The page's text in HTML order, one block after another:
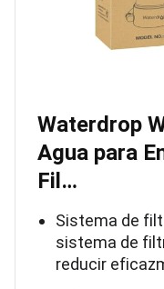
Waterdrop
Agua para
Fil…
Sistema de
sistema de
reducir